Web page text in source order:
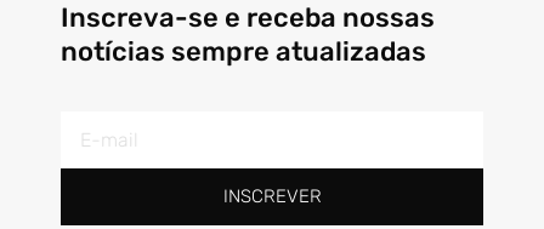
Inscreva-se e receba nossas
notícias sempre atualizadas
mail
INSCREVER